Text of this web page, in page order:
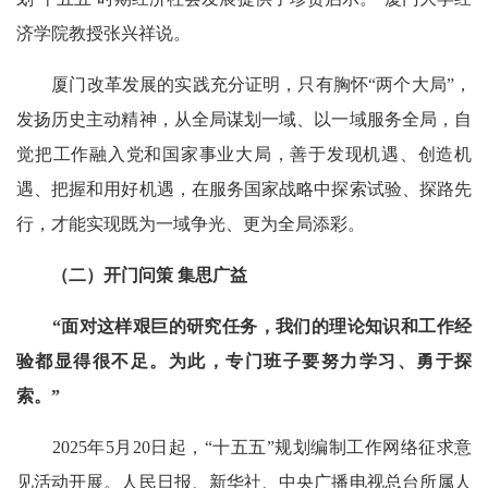
济学院教授张兴祥说。
厦门改革发展的实践充分证明，只有胸怀“两个大局”，
发扬历史主动精神，从全局谋划一域、以一域服务全局，自
觉把工作融入党和国家事业大局，善于发现机遇、创造机
遇、把握和用好机遇，在服务国家战略中探索试验、探路先
行，才能实现既为一域争光、更为全局添彩。
（二）开门问策 集思广益
“面对这样艰巨的研究任务，我们的理论知识和工作经
验都显得很不足。为此，专门班子要努力学习、勇于探
索。”
2025年5月20日起，“十五五”规划编制工作网络征求意
见活动开展。人民日报、新华社、中央广播电视总台所属人